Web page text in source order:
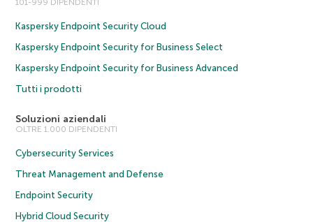
101-999 DIPENDENTI
Kaspersky Endpoint Security Cloud
Kaspersky Endpoint Security for Business Select
Kaspersky Endpoint Security for Business Advanced
Tutti i prodotti
Soluzioni aziendali
OLTRE 1.000 DIPENDENTI
Cybersecurity Services
Threat Management and Defense
Endpoint Security
Hybrid Cloud Security